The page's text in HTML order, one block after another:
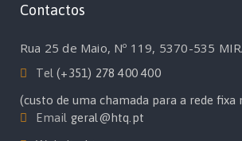
Contactos
Rua 25 de Maio, Nº 119, 5370-535
Tel(+351) 278 400 400
(custo de uma chamada para a rede fixa
Email geral@htq.pt